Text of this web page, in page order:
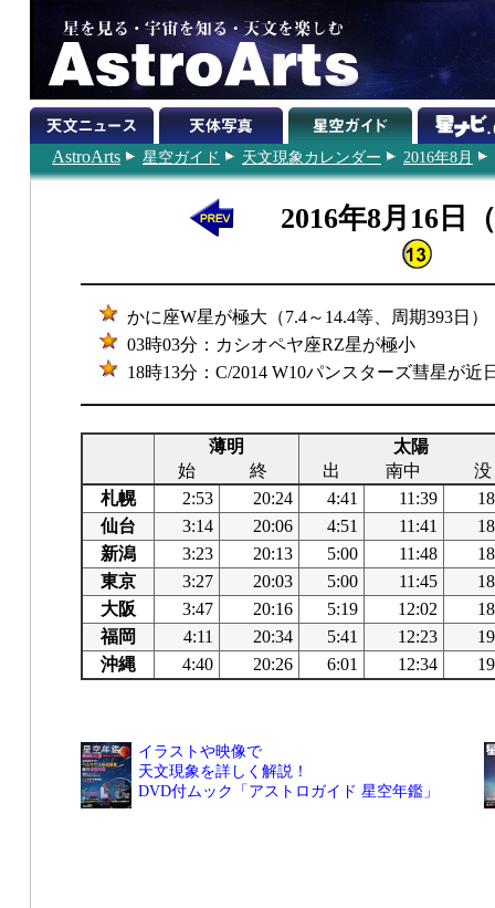
AstroArts 星空ガイド 天文現象カレンダー 2016年8月
2016年8月16日
かに座W星が極大（7.4～14.4等、周期393日）
03時03分：カシオペヤ座RZ星が極小
18時13分：C/2014 W10パンスターズ彗星が近
薄明
太陽
始
終 出 南中
没
札幌
2:53 20:24 4:41 11:39
仙台
3:14 20:06 4:51 11:41
新潟
3:23 20:13 5:00 11:48
東京
3:27 20:03 5:00 11:45
大阪
3:47 20:16 5:19 12:02
福岡
4:11 20:34 5:41 12:23
沖縄
4:40 20:26 6:01 12:34
イラストや映像で
天文現象を詳しく解説！
DVD付ムック「アストロガイド 星空年鑑」